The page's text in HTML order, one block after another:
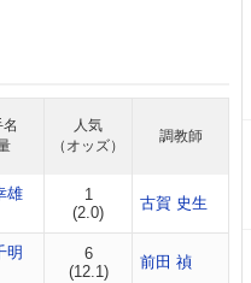
人気
（オッズ）
調教師
雄
1
(2.0)
古賀 史生
明
6
(12.1)
前田 禎